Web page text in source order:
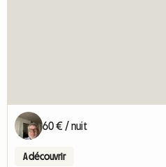
60 € / nuit
A découvrir